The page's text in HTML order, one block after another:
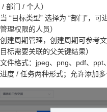
部门 / 个人）
“目标类型” 选择为 “部门”，可
理权限的人员）
建周期管理，创建周期可参考文
标需要关联的父关键结果）
件格式：jpeg、png、pdf、ppt
度 / 任务两种形式；允许添加多